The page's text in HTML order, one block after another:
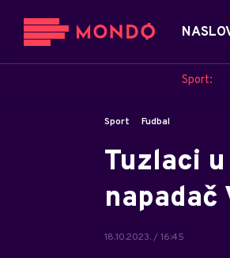
Sport:
Sport Fudbal
Tuzlaci
18.10.2023. / 16:45